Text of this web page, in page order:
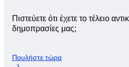
Πιστεύετε ότι έχετε το τέλειο
δημοπρασίες μας;
Πουλήστε τώρα